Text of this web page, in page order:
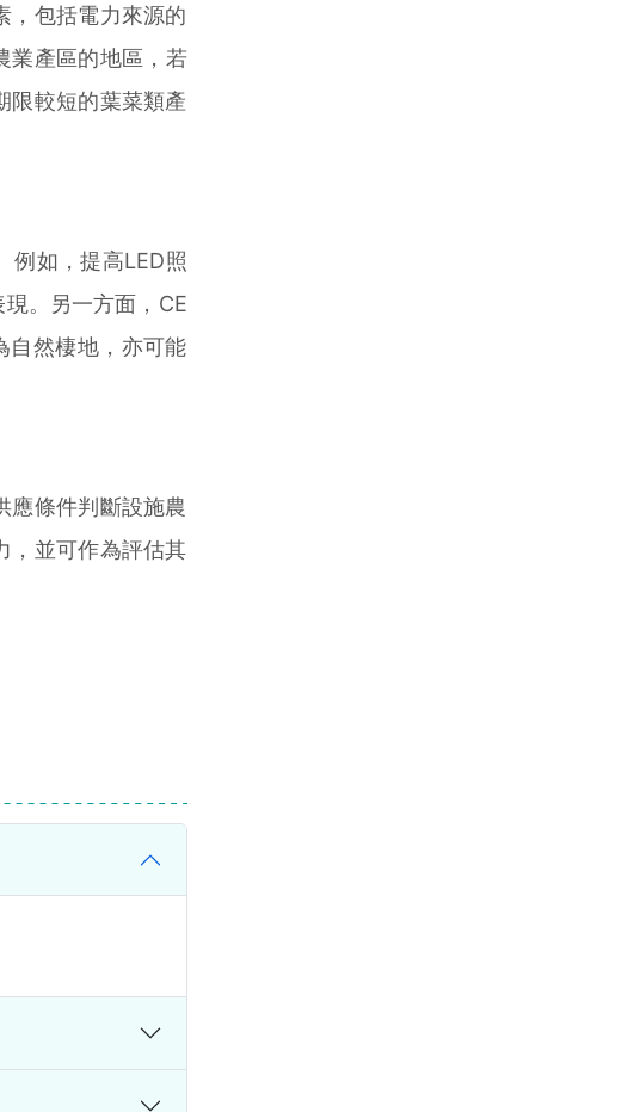
包括電力來源的
業產區的地區，若
限較短的葉菜類產
如，提高LED照
。另一方面，CE
自然棲地，亦可能
條件判斷設施農
，並可作為評估其